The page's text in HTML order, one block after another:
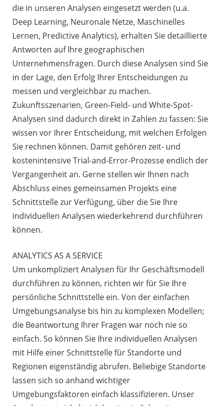
die in unseren Analysen eingesetzt werden (u.a.
Deep Learning, Neuronale Netze, Maschinelles
Lernen, Predictive Analytics), erhalten Sie detaillierte
Antworten auf Ihre geographischen
Unternehmensfragen. Durch diese Analysen sind Sie
in der Lage, den Erfolg Ihrer Entscheidungen zu
messen und vergleichbar zu machen.
Zukunftsszenarien, Green-Field- und White-Spot-
Analysen sind dadurch direkt in Zahlen zu fassen: Sie
wissen vor Ihrer Entscheidung, mit welchen Erfolgen
Sie rechnen können. Damit gehören zeit- und
kostenintensive Trial-and-Error-Prozesse endlich der
Vergangenheit an. Gerne stellen wir Ihnen nach
Abschluss eines gemeinsamen Projekts eine
Schnittstelle zur Verfügung, über die Sie Ihre
individuellen Analysen wiederkehrend durchführen
können.
ANALYTICS AS A SERVICE
Um unkompliziert Analysen für Ihr Geschäftsmodell
durchführen zu können, richten wir für Sie Ihre
persönliche Schnittstelle ein. Von der einfachen
Umgebungsanalyse bis hin zu komplexen Modellen;
die Beantwortung Ihrer Fragen war noch nie so
einfach. So können Sie Ihre individuellen Analysen
mit Hilfe einer Schnittstelle für Standorte und
Regionen eigenständig abrufen. Beliebige Standorte
lassen sich so anhand wichtiger
Umgebungsfaktoren einfach klassifizieren. Unser